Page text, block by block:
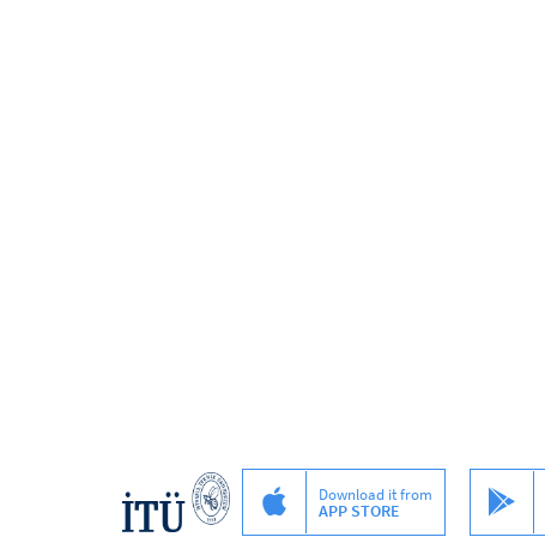
Download it from
APP STORE